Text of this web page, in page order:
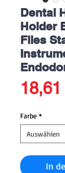
Dental
Holder
Files
Farbe *
In